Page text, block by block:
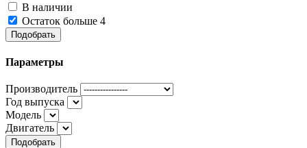
В наличии
Остаток больше 4
Подобрать
Параметры
Производитель
Год выпуска
Модель
Двигатель
Подобрать